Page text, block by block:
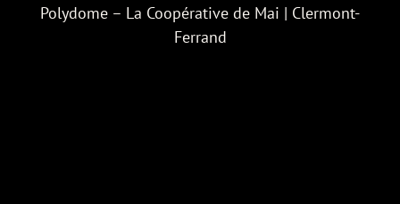
Polydome – La Coopérative de Mai | Clermont-
Ferrand